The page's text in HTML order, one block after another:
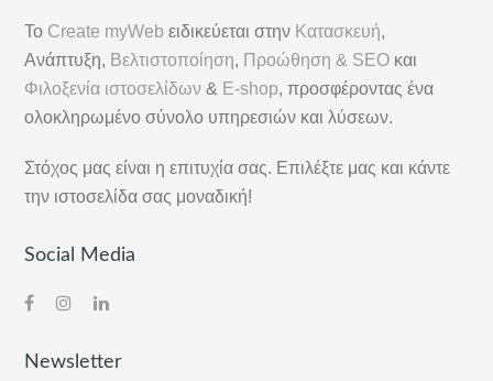
Στήλη
Το Create myWeb ειδικεύεται στην Κατασκευή,
Ανάπτυξη, Βελτιστοποίηση, Προώθηση & SEO και
Φιλοξενία ιστοσελίδων & E-shop, προσφέροντας ένα
ολοκληρωμένο σύνολο υπηρεσιών και λύσεων.
Στόχος μας είναι η επιτυχία σας. Επιλέξτε μας και κάντε
την ιστοσελίδα σας μοναδική!
Social Media
Newsletter